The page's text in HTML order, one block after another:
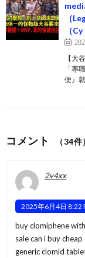
（
（
【大
「專
便』
コメント （34件）
2v4xx
2025年6月4日 8:22
buy clomiphene
sale can i buy
generic clomid